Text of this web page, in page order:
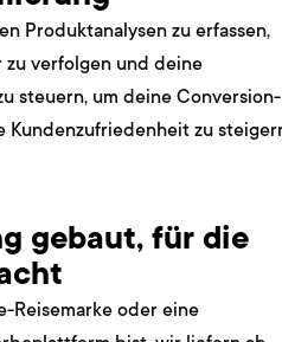
Produktanalysen zu erfassen,
zu verfolgen und deine
steuern, um deine Conversion-
Kundenzufriedenheit zu
gebaut, für die
Reisemarke oder eine